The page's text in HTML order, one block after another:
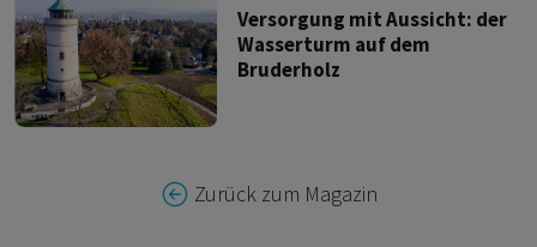
Versorgung mit Aussicht: der
Wasserturm auf dem
Bruderholz
Zurück zum Magazin